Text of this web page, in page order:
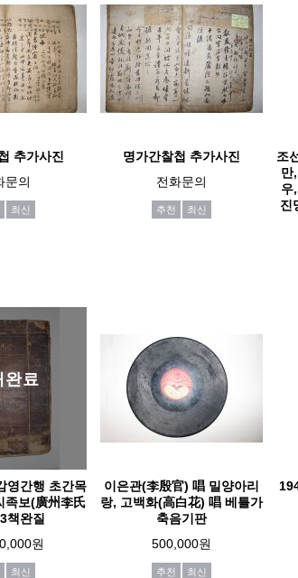
추가사진
문의
최신
명가간찰첩 추가사진
전화문의
추천 최신
조
만
우
진
완료
영간행 초간목
족보(廣州李氏
책완질
원
최신
이은관(李殷官) 唱 밀양아리
랑, 고백화(高白花) 唱 베틀가
축음기판
500,000원
추천 최신